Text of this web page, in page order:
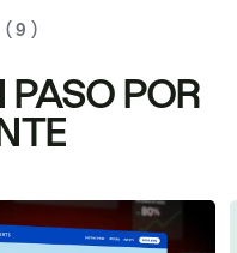
( 9 )
PASO POR